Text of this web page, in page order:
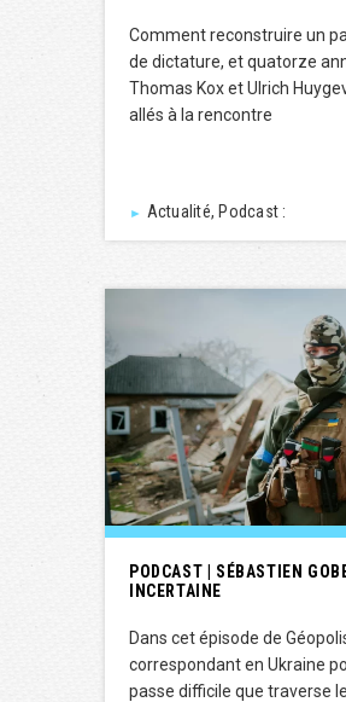
Comment reconstruire un
de dictature, et quatorze
Thomas Kox et Ulrich
allés à la rencontre
► Actualité, Podcast :
PODCAST | SÉBASTIEN
INCERTAINE
Dans cet épisode de
correspondant en Ukraine
passe difficile que traverse